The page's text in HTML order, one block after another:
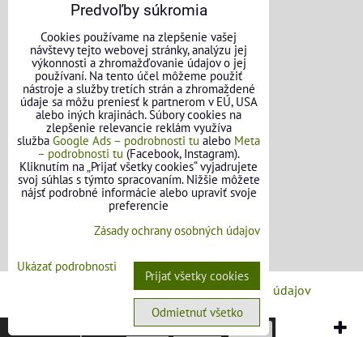
KONTAKTNÉ ÚDAJE
O nás
Kontakt
Požičovňa náradia
Názory našich zákazníkov
Mapa stránok
SLEDUJTE NÁS
Facebook
Zásady ochrany osobných údajov
Vytvorené pomocou:BiznisWeb.sk
Predvoľby súkromia
Cookies používame na zlepšenie vašej
návštevy tejto webovej stránky, analýzu jej
výkonnosti a zhromažďovanie údajov o jej
používaní. Na tento účel môžeme použiť
nástroje a služby tretích strán a zhromaždené
údaje sa môžu preniesť k partnerom v EÚ, USA
alebo iných krajinách. Súbory cookies na
zlepšenie relevancie reklám využíva
služba Google Ads – podrobnosti tu alebo Meta
– podrobnosti tu (Facebook, Instagram).
Kliknutím na „Prijať všetky cookies“ vyjadrujete
svoj súhlas s týmto spracovaním. Nižšie môžete
nájsť podrobné informácie alebo upraviť svoje
preferencie
Zásady ochrany osobných údajov
Ukázať podrobnosti
Prijať všetky cookies
Odmietnuť všetko
Táto stránka používa cookies.Viac info Potvrdiť